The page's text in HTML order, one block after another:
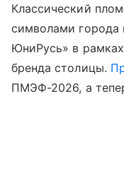
Классический
символами города
ЮниРусь» в
бренда столицы.
ПМЭФ-2026, а